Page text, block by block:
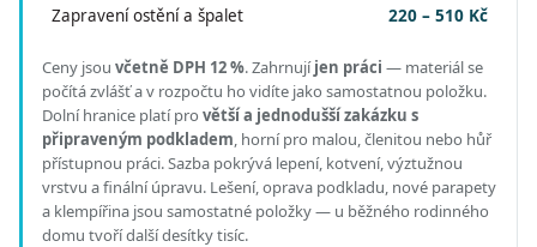
Zapravení ostění a špalet 220 – 510 Kč
Ceny jsou včetně DPH 12 %.Zahrnujíjen práci — materiál se
počítá zvlášť a v rozpočtu ho vidíte jako samostatnou položku.
Dolní hranice platí pro větší a jednodušší zakázku s
připraveným podkladem, horní pro malou, členitou nebo hůř
přístupnou práci.Sazba pokrývá lepení, kotvení, výztužnou
vrstvu a finální úpravu. Lešení, oprava podkladu, nové parapety
a klempířina jsou samostatné položky — u běžného rodinného
domu tvoří další desítky tisíc.